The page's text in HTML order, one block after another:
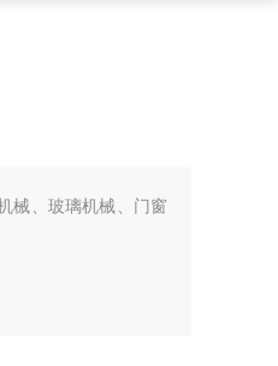
械、玻璃机械、门窗